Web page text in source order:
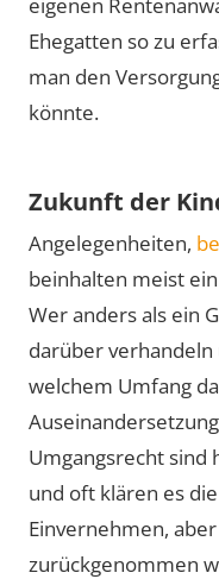
eigenen
Ehegatten so zu
man den
könnte.
Zukunft der
Angelegenheiten,
beinhalten meist
Wer anders als ein
darüber
welchem Umfang
Umgangsrecht sind
und oft klären es
Einvernehmen,
zurückgenommen